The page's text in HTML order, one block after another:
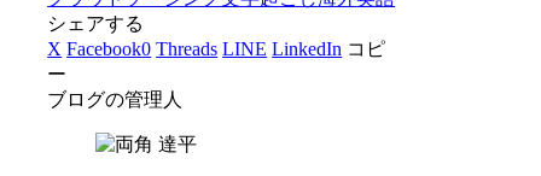
シェアする
X Facebook0 Threads LINE LinkedIn コピ
ー
ブログの管理人